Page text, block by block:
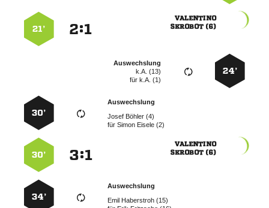

 
:
21’
24’
Auswechslung
k.A. (13)
fürk.A. (1)
Auswechslung
  
für  
30’

 
:
30’
Auswechslung
  
34’